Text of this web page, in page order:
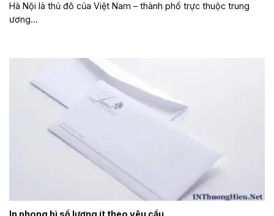
Hà Nội là thủ đô của Việt Nam – thành phố trực thuộc trung
ương...
In phong bì số lượng ít theo yêu cầu